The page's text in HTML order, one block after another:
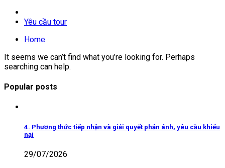
Yêu cầu tour
Home
It seems we can’t find what you’re looking for. Perhaps
searching can help.
Popular posts
4. Phương thức tiếp nhận và giải quyết phản ánh, yêu cầu khiếu
nại
29/07/2026